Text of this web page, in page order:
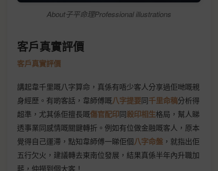
About子平命理Professional illustrations
客戶真實評價
客戶真實評價
講起韋千里嘅八字算命，真係有唔少客人分享過佢哋嘅親
身經歷。有啲客話，韋師傅嘅八字提要同千里命稿分析得
超準，尤其係佢擅長嘅傷官配印同殺印相生格局，幫人睇
透事業同感情嘅關鍵轉折。例如有位做金融嘅客人，原本
覺得自己運滯，點知韋師傅一睇佢個八字命盤 ，就指出佢
五行欠火，建議轉去東南位發展，結果真係半年內升職加
薪，仲撈到個大客！